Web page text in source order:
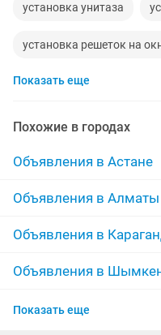
установка унитаза
установка решеток на
установка входных дверей
установка
ремонт установка
установка
установка натяжных
установка ванны
Показать еще
Похожие в городах
Объявления в Астане
Объявления в Алматы
Объявления в
Объявления в
Объявления в Актобе
Показать еще